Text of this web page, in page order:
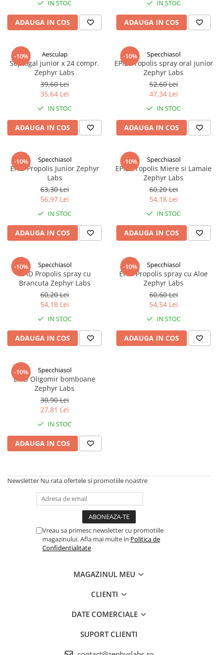
Antioxidanti
Altele-Suplimente alimentare
IN STOC
ADAUGA IN COS
IN STOC
ADAUGA IN COS
-10% Aesculap
Septogal junior x 24 compr.
Zephyr Labs
39,60 Lei
35,64 Lei
IN STOC
ADAUGA IN COS
-10% Specchiasol
EPID Propolis spray oral junior
Zephyr Labs
52,60 Lei
47,34 Lei
IN STOC
ADAUGA IN COS
-10% Specchiasol
EPID Propolis Junior Zephyr
Labs
63,30 Lei
56,97 Lei
IN STOC
ADAUGA IN COS
-10% Specchiasol
EPID Propolis Miere si Lamaie
Zephyr Labs
60,20 Lei
54,18 Lei
IN STOC
ADAUGA IN COS
-10% Specchiasol
EPID Propolis spray cu
Brancuta Zephyr Labs
60,20 Lei
54,18 Lei
IN STOC
ADAUGA IN COS
-10% Specchiasol
EPID Propolis spray cu Aloe
Zephyr Labs
60,60 Lei
54,54 Lei
IN STOC
ADAUGA IN COS
-10% Specchiasol
EPID Oligomir bomboane
Zephyr Labs
30,90 Lei
27,81 Lei
IN STOC
ADAUGA IN COS
Newsletter Nu rata ofertele si promotiile noastre
Vreau sa primesc newsletter cu promotiile
magazinului. Afla mai multe in Politica de
Confidentialitate
MAGAZINUL MEU
CLIENTI
DATE COMERCIALE
SUPORT CLIENTI